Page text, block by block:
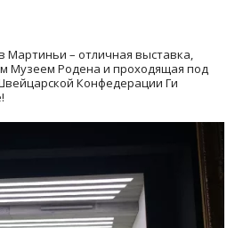
– отличная выставка,
Музеем Родена и проходящая под
Конфедерации Ги